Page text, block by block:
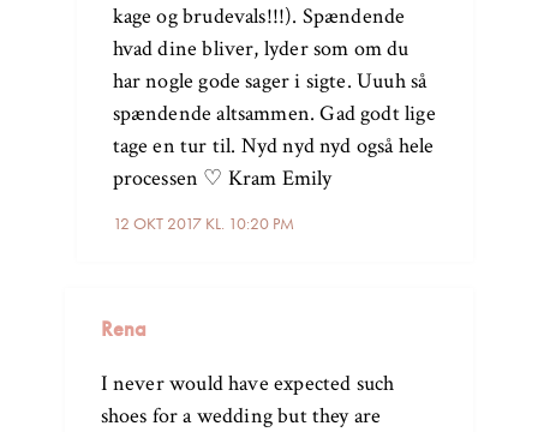
12 OKT 2017 KL. 10:20 PM
kage og brudevals!!!). Spændende
hvad dine bliver, lyder som om du
har nogle gode sager i sigte. Uuuh så
spændende altsammen. Gad godt lige
tage en tur til. Nyd nyd nyd også hele
processen ♡ Kram Emily
Rena
I never would have expected such
shoes for a wedding but they are